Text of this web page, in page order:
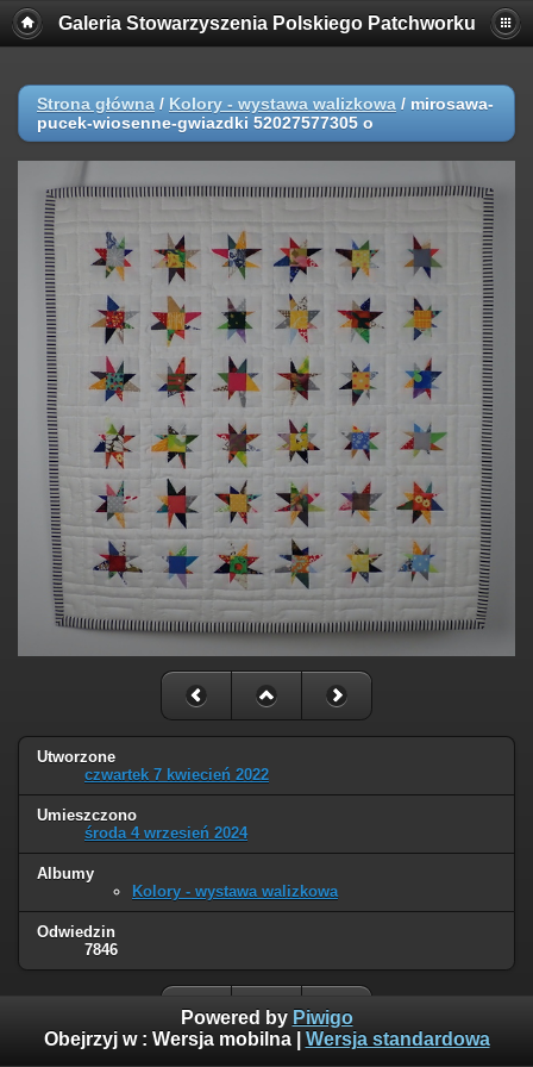
Galeria Stowarzyszenia Polskiego Patchworku
Strona główna / Kolory - wystawa walizkowa / mirosawa-
pucek-wiosenne-gwiazdki 52027577305 o
Utworzone
czwartek 7 kwiecień 2022
Umieszczono
środa 4 wrzesień 2024
Albumy
Kolory - wystawa walizkowa
Odwiedzin
7846
Powered by Piwigo
Obejrzyj w : Wersja mobilna| Wersja standardowa